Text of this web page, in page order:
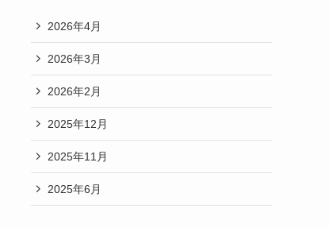
2026年4月
2026年3月
2026年2月
2025年12月
2025年11月
2025年6月